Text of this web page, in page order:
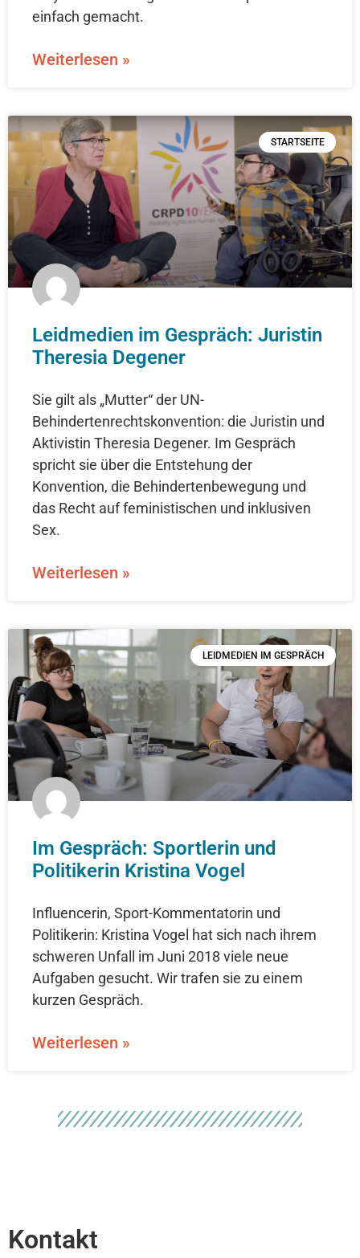
einfach gemacht.
Weiterlesen »
STARTSEITE
Leidmedien im Gespräch: Juristin
Theresia Degener
Sie gilt als „Mutter“ der UN-
Behindertenrechtskonvention: die Juristin und
Aktivistin Theresia Degener. Im Gespräch
spricht sie über die Entstehung der
Konvention, die Behindertenbewegung und
das Recht auf feministischen und inklusiven
Sex.
Weiterlesen »
LEIDMEDIEN IM GESPRÄCH
Im Gespräch: Sportlerin und
Politikerin Kristina Vogel
Influencerin, Sport-Kommentatorin und
Politikerin: Kristina Vogel hat sich nach ihrem
schweren Unfall im Juni 2018 viele neue
Aufgaben gesucht. Wir trafen sie zu einem
kurzen Gespräch.
Weiterlesen »
Kontakt